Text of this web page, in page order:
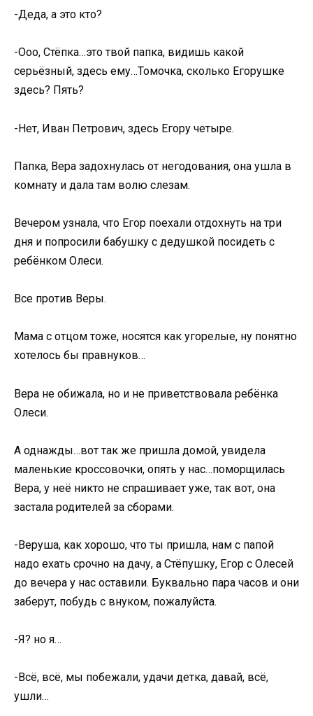
-Деда, а это кто?
-Ооо, Стёпка…это твой папка, видишь какой
серьёзный, здесь ему…Томочка, сколько Егорушке
здесь? Пять?
-Нет, Иван Петрович, здесь Егору четыре.
Папка, Вера задохнулась от негодования, она ушла в
комнату и дала там волю слезам.
Вечером узнала, что Егор поехали отдохнуть на три
дня и попросили бабушку с дедушкой посидеть с
ребёнком Олеси.
Все против Веры.
Мама с отцом тоже, носятся как угорелые, ну понятно
хотелось бы правнуков…
Вера не обижала, но и не приветствовала ребёнка
Олеси.
А однажды…вот так же пришла домой, увидела
маленькие кроссовочки, опять у нас…поморщилась
Вера, у неё никто не спрашивает уже, так вот, она
застала родителей за сборами.
-Веруша, как хорошо, что ты пришла, нам с папой
надо ехать срочно на дачу, а Стёпушку, Егор с Олесей
до вечера у нас оставили. Буквально пара часов и они
заберут, побудь с внуком, пожалуйста.
-Я? но я…
-Всё, всё, мы побежали, удачи детка, давай, всё,
ушли…